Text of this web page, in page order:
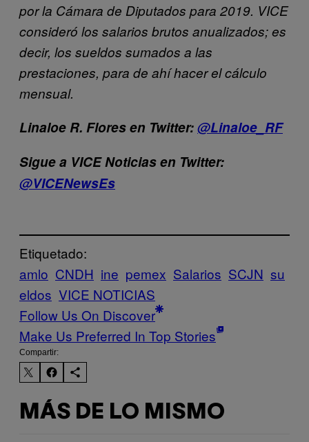
por la Cámara de Diputados para 2019. VICE
consideró los salarios brutos anualizados; es
decir, los sueldos sumados a las
prestaciones, para de ahí hacer el cálculo
mensual.
Linaloe R. Flores en Twitter:@Linaloe_RF
Sigue a VICE Noticias en Twitter:
@VICENewsEs
Etiquetado:
amlo CNDH ine pemex Salarios SCJN su
eldos VICE NOTICIAS
Follow Us On Discover
Make Us Preferred In Top Stories
Compartir:
MÁS DE LO MISMO